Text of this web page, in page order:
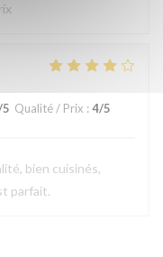
Qualité / Prix : 4/5
bien cuisinés,
parfait.